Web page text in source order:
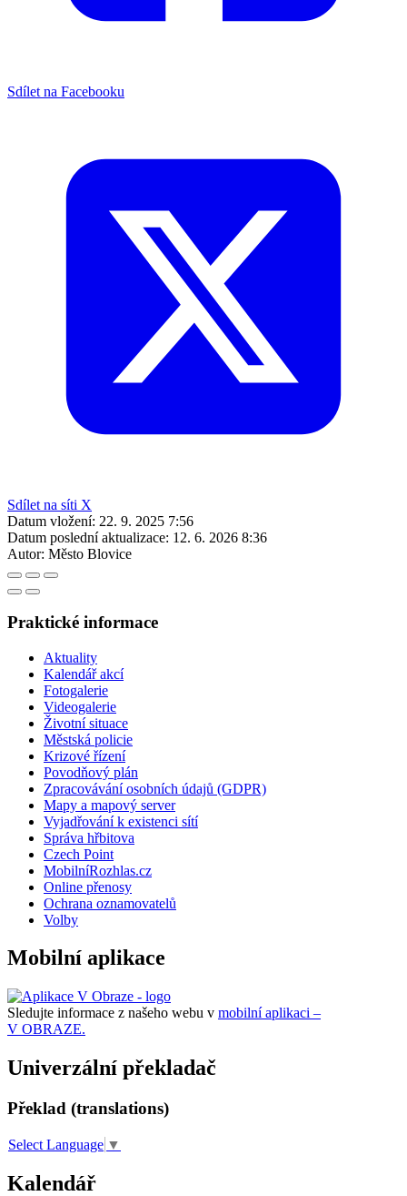
Sdílet na Facebooku
Sdílet na síti X
Datum vložení: 22. 9. 2025 7:56
Datum poslední aktualizace: 12. 6. 2026 8:36
Autor: Město Blovice
Praktické informace
Aktuality
Kalendář akcí
Fotogalerie
Videogalerie
Životní situace
Městská policie
Krizové řízení
Povodňový plán
Zpracovávání osobních údajů (GDPR)
Mapy a mapový server
Vyjadřování k existenci sítí
Správa hřbitova
Czech Point
MobilníRozhlas.cz
Online přenosy
Ochrana oznamovatelů
Volby
Mobilní aplikace
Sledujte informace z našeho webu v mobilní aplikaci –
V OBRAZE.
Univerzální překladač
Překlad (translations)
Select Language ▼
Kalendář